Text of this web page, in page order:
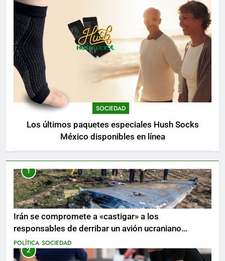
SOCIEDAD
Los últimos paquetes especiales Hush Socks
México disponibles en línea
1
Irán se compromete a «castigar» a los
responsables de derribar un avión ucraniano
mientras se realizan arrestos
POLÍTICA SOCIEDAD
2